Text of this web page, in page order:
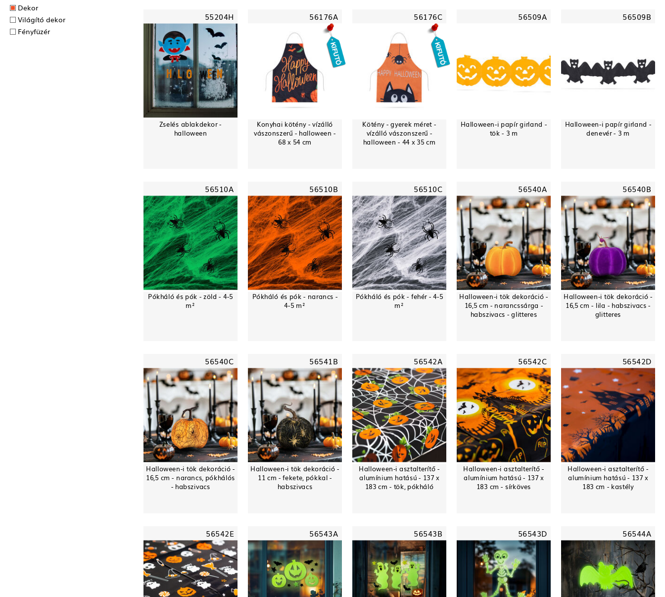
Dekor
Világító dekor
Fényfüzér
55204H
Zselés ablakdekor -
halloween
56176A
Konyhai kötény - vízálló
vászonszerű - halloween -
68 x 54 cm
56176C
Kötény - gyerek méret -
vízálló vászonszerű -
halloween - 44 x 35 cm
56509A
Halloween-i papír girland -
tök - 3 m
56509B
Halloween-i papír girland -
denevér - 3 m
56510A
Pókháló és pók - zöld - 4-5
m²
56510B
Pókháló és pók - narancs -
4-5 m²
56510C
Pókháló és pók - fehér - 4-5
m²
56540A
Halloween-i tök dekoráció -
16,5 cm - narancssárga -
habszivacs - glitteres
56540B
Halloween-i tök dekoráció -
16,5 cm - lila - habszivacs -
glitteres
56540C
Halloween-i tök dekoráció -
16,5 cm - narancs, pókhálós
- habszivacs
56541B
Halloween-i tök dekoráció -
11 cm - fekete, pókkal -
habszivacs
56542A
Halloween-i asztalterítő -
alumínium hatású - 137 x
183 cm - tök, pókháló
56542C
Halloween-i asztalterítő -
alumínium hatású - 137 x
183 cm - sírköves
56542D
Halloween-i asztalterítő -
alumínium hatású - 137 x
183 cm - kastély
56542E 56543A 56543B 56543D 56544A